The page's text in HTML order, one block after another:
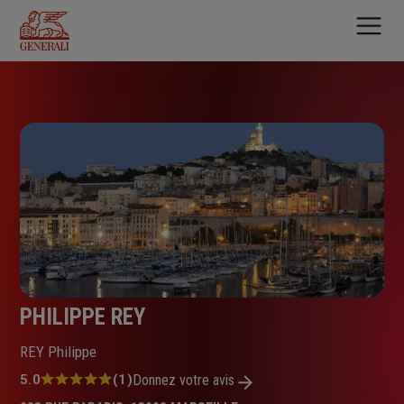
contenu
principal
PHILIPPE REY
REY Philippe
Note
5.0 (1)Donnez votre avis